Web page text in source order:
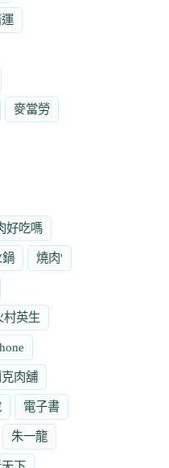
麥當勞
好吃嗎
鍋 燒肉'
村英生
肉舖
電子書
朱一龍